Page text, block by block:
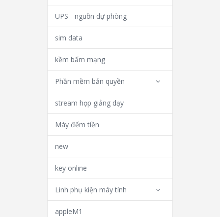
UPS - nguồn dự phòng
sim data
kềm bấm mạng
Phần mềm bản quyền
stream họp giảng dạy
Máy đếm tiền
new
key online
Linh phụ kiện máy tính
appleM1